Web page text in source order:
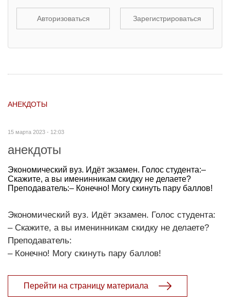
Авторизоваться Зарегистрироваться
АНЕКДОТЫ
15 марта 2023 - 12:03
анекдоты
Экономический вуз. Идёт экзамен. Голос студента:–
Скажите, а вы именинникам скидку не делаете?
Преподаватель:– Конечно! Могу скинуть пару баллов!
Экономический вуз. Идёт экзамен. Голос студента:
– Скажите, а вы именинникам скидку не делаете?
Преподаватель:
– Конечно! Могу скинуть пару баллов!
Перейти на страницу материала